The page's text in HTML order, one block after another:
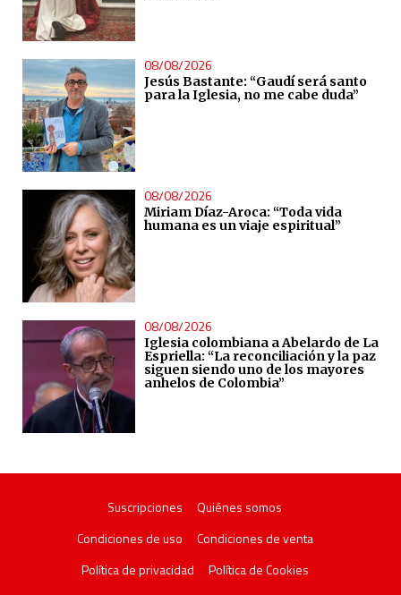
08/08/2026
Jesús Bastante: “Gaudí será santo
para la Iglesia, no me cabe duda”
08/08/2026
Miriam Díaz-Aroca: “Toda vida
humana es un viaje espiritual”
08/08/2026
Iglesia colombiana a Abelardo de La
Espriella: “La reconciliación y la paz
siguen siendo uno de los mayores
anhelos de Colombia”
Suscripciones
Quiénes somos
Condiciones de uso
Condiciones de venta
Política de privacidad
Política de Cookies